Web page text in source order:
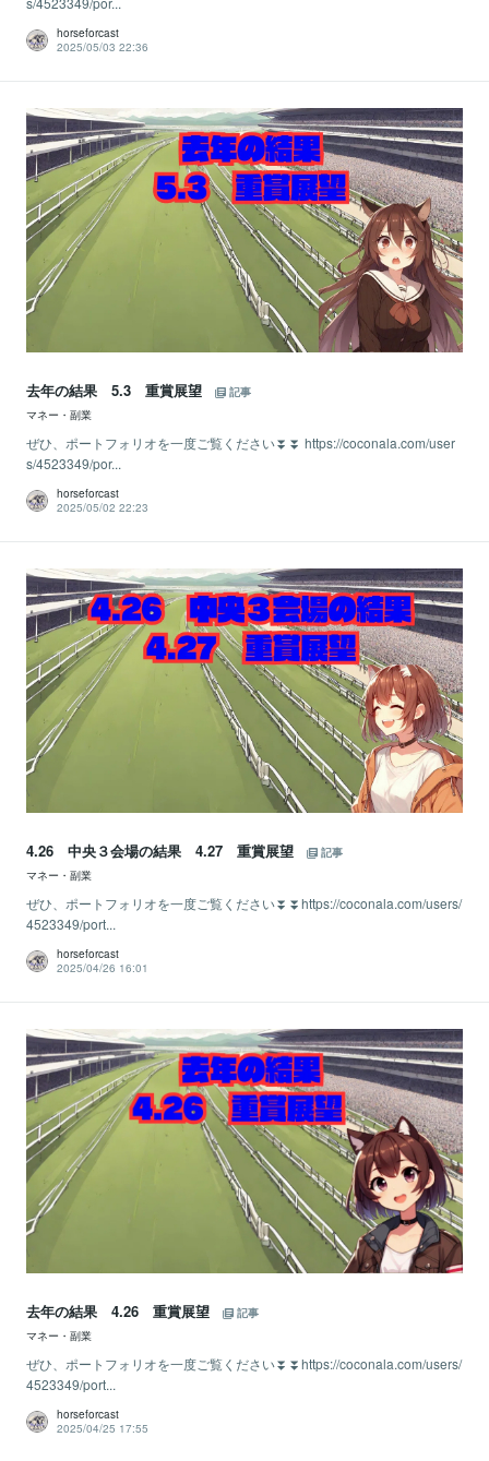
horseforcast
2025/05/03 22:36
去年の結果 5.3 重賞展望
記事
マネー・副業
ぜひ、ポートフォリオを一度ご覧ください⏬⏬ https://coconala.com/user
s/4523349/por...
horseforcast
2025/05/02 22:23
4.26 中央３会場の結果 4.27 重賞展望
記事
マネー・副業
ぜひ、ポートフォリオを一度ご覧ください⏬⏬https://coconala.com/users/
4523349/port...
horseforcast
2025/04/26 16:01
去年の結果 4.26 重賞展望
記事
マネー・副業
ぜひ、ポートフォリオを一度ご覧ください⏬⏬https://coconala.com/users/
4523349/port...
horseforcast
2025/04/25 17:55